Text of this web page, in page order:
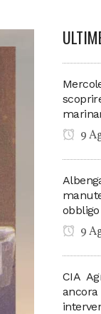
9
9
CIA
ancora